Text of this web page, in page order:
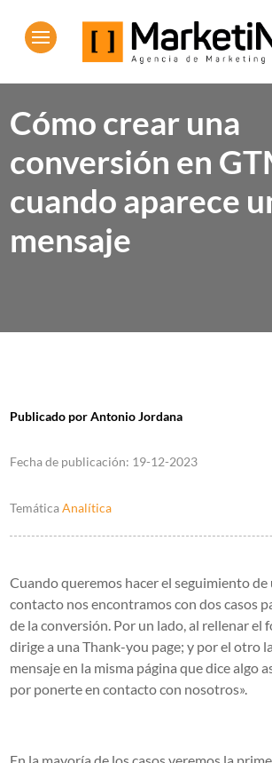
Cómo crear una
conversión en
cuando aparece
mensaje
Publicado porAntonio Jordana
Fecha de publicación: 19-12-2023
TemáticaAnalítica
Cuando queremos hacer el seguimiento
contacto nos encontramos con dos casos
de la conversión. Por un lado, al rellenar el
dirige a una Thank-you page; y por el otro
mensaje en la misma página que dice algo
por ponerte en contacto con nosotros».